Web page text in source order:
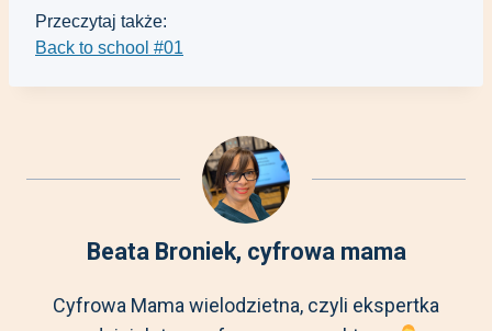
Przeczytaj także:
Back to school #01
Beata Broniek, cyfrowa mama
Cyfrowa Mama wielodzietna, ​​czyli ekspertka